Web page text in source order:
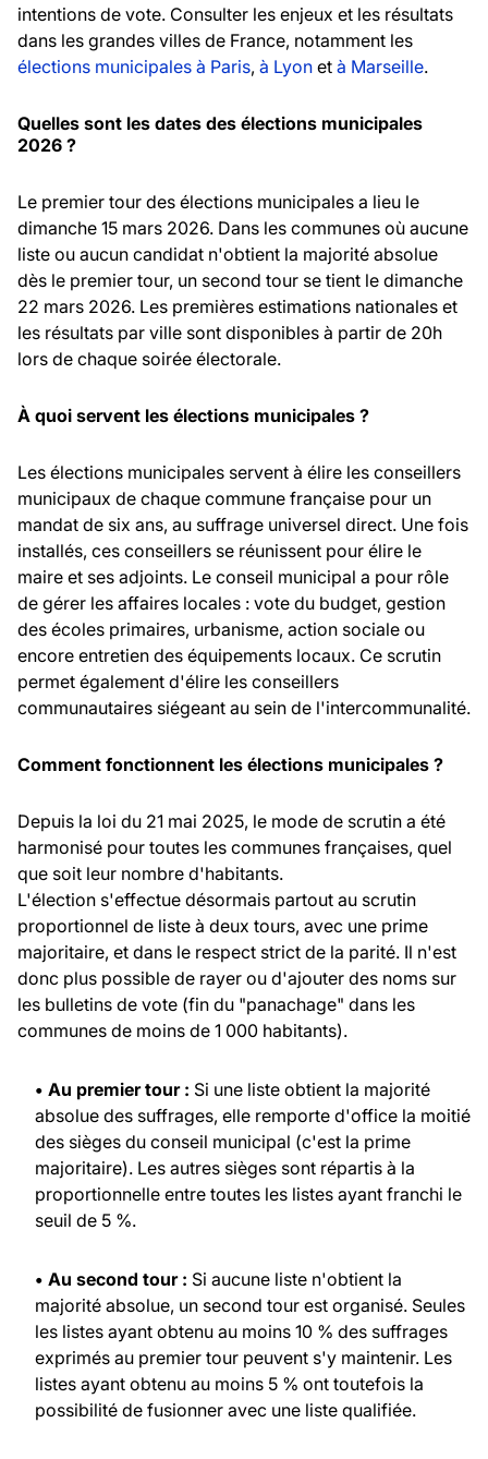
intentions de vote. Consulter les enjeux et les résultats
dans les grandes villes de France, notamment les
élections municipales à Paris, à Lyon et à Marseille.
Quelles sont les dates des élections municipales
2026 ?
Le premier tour des élections municipales a lieu le
dimanche 15 mars 2026. Dans les communes où aucune
liste ou aucun candidat n'obtient la majorité absolue
dès le premier tour, un second tour se tient le dimanche
22 mars 2026. Les premières estimations nationales et
les résultats par ville sont disponibles à partir de 20h
lors de chaque soirée électorale.
À quoi servent les élections municipales ?
Les élections municipales servent à élire les conseillers
municipaux de chaque commune française pour un
mandat de six ans, au suffrage universel direct. Une fois
installés, ces conseillers se réunissent pour élire le
maire et ses adjoints. Le conseil municipal a pour rôle
de gérer les affaires locales : vote du budget, gestion
des écoles primaires, urbanisme, action sociale ou
encore entretien des équipements locaux. Ce scrutin
permet également d'élire les conseillers
communautaires siégeant au sein de l'intercommunalité.
Comment fonctionnent les élections municipales ?
Depuis la loi du 21 mai 2025, le mode de scrutin a été
harmonisé pour toutes les communes françaises, quel
que soit leur nombre d'habitants.
L'élection s'effectue désormais partout au scrutin
proportionnel de liste à deux tours, avec une prime
majoritaire, et dans le respect strict de la parité. Il n'est
donc plus possible de rayer ou d'ajouter des noms sur
les bulletins de vote (fin du "panachage" dans les
communes de moins de 1 000 habitants).
• Au premier tour : Si une liste obtient la majorité
absolue des suffrages, elle remporte d'office la moitié
des sièges du conseil municipal (c'est la prime
majoritaire). Les autres sièges sont répartis à la
proportionnelle entre toutes les listes ayant franchi le
seuil de 5 %.
• Au second tour : Si aucune liste n'obtient la
majorité absolue, un second tour est organisé. Seules
les listes ayant obtenu au moins 10 % des suffrages
exprimés au premier tour peuvent s'y maintenir. Les
listes ayant obtenu au moins 5 % ont toutefois la
possibilité de fusionner avec une liste qualifiée.